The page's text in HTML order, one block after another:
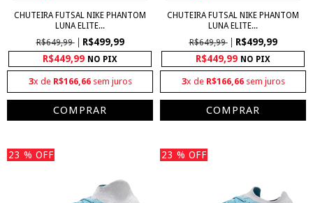
CHUTEIRA FUTSAL NIKE PHANTOM
LUNA ELITE...
R$649,99
R$499,99
R$449,99 NO PIX
3x de R$166,66sem juros
COMPRAR
CHUTEIRA FUTSAL NIKE PHANTOM
LUNA ELITE...
R$649,99
R$499,99
R$449,99 NO PIX
3x de R$166,66sem juros
COMPRAR
23 % OFF 23 % OFF